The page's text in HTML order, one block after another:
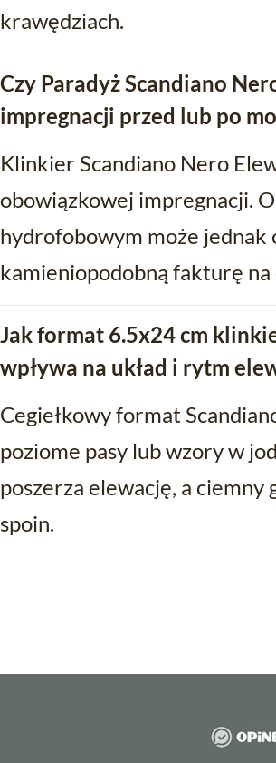
krawędziach.
Czy Paradyż Scandiano
impregnacji przed lub po
Klinkier Scandiano Nero
obowiązkowej impregnacji.
hydrofobowym może
kamieniopodobną fakturę na
Jak format 6.5x24 cm
wpływa na układ i rytm
Cegiełkowy format
poziome pasy lub wzory w
poszerza elewację, a
spoin.